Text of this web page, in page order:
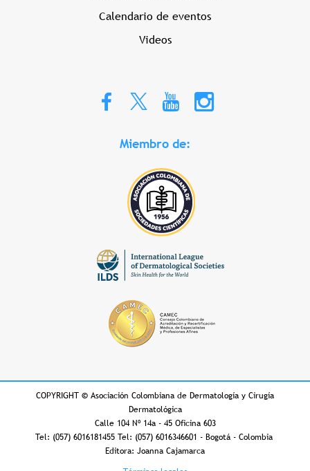
Calendario de eventos
Videos
Miembro de:
COPYRIGHT © Asociación Colombiana de Dermatología y Cirugía
Dermatológica
Calle 104 Nº 14a - 45 Oficina 603
Tel: (057) 6016181455 Tel: (057) 6016346601 - Bogotá - Colombia
Editora: Joanna Cajamarca